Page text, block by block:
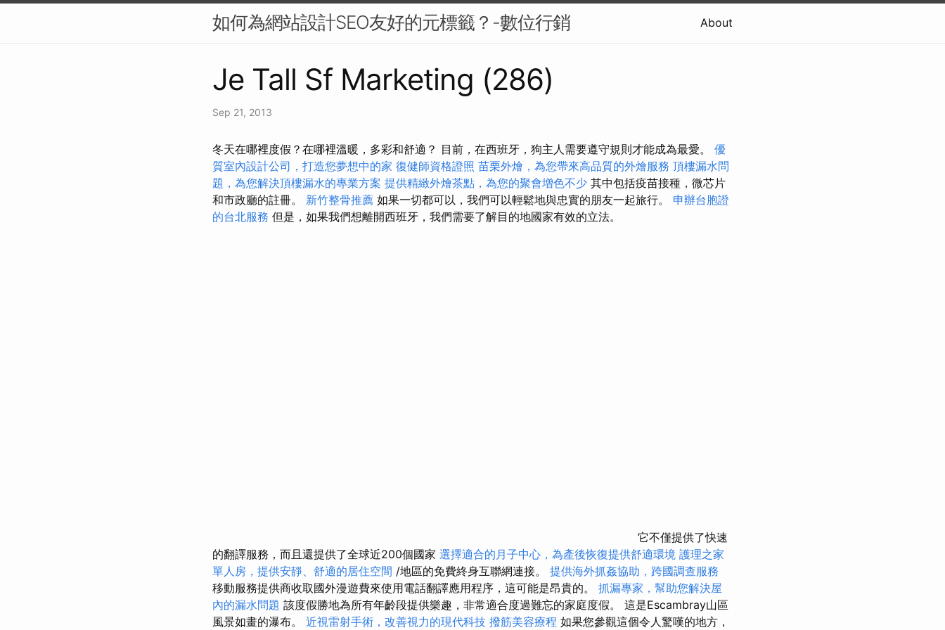
如何為網站設計SEO友好的元標籤？-數位行銷 About
Je Tall Sf Marketing (286)
Sep 21, 2013
冬天在哪裡度假？在哪裡溫暖，多彩和舒適？ 目前，在西班牙，狗主人需要遵守規則才能成為最愛。 優
質室內設計公司，打造您夢想中的家 復健師資格證照 苗栗外燴，為您帶來高品質的外燴服務 頂樓漏水問
題，為您解決頂樓漏水的專業方案 提供精緻外燴茶點，為您的聚會增色不少 其中包括疫苗接種，微芯片
和市政廳的註冊。 新竹整骨推薦 如果一切都可以，我們可以輕鬆地與忠實的朋友一起旅行。 申辦台胞證
的台北服務 但是，如果我們想離開西班牙，我們需要了解目的地國家有效的立法。
它不僅提供了快速
的翻譯服務，而且還提供了全球近200個國家 選擇適合的月子中心，為產後恢復提供舒適環境 護理之家
單人房，提供安靜、舒適的居住空間 /地區的免費終身互聯網連接。 提供海外抓姦協助，跨國調查服務
移動服務提供商收取國外漫遊費來使用電話翻譯應用程序，這可能是昂貴的。 抓漏專家，幫助您解決屋
內的漏水問題 該度假勝地為所有年齡段提供樂趣，非常適合度過難忘的家庭度假。 這是Escambray山區
風景如畫的瀑布。 近視雷射手術，改善視力的現代科技 撥筋美容療程 如果您參觀這個令人驚嘆的地方，